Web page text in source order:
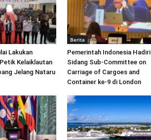
Lakukan
Kelaiklautan
Jelang Nataru
Berita
Pemerintah Indonesia Hadiri
Sidang Sub-Committee on
Carriage of Cargoes and
Container ke-9 di London